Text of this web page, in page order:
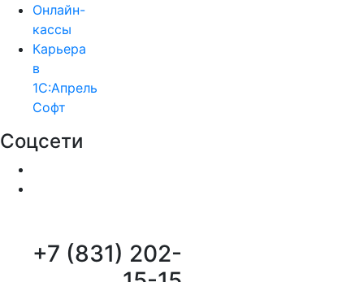
Онлайн-
кассы
Карьера
в
1С:Апрель
Софт
Соцсети
+7 (831) 202-